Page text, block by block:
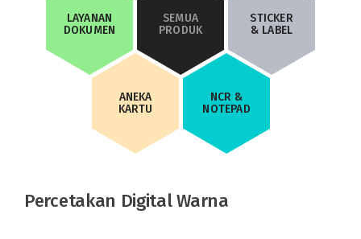
LAYANAN
DOKUMEN
SEMUA
PRODUK
STICKER
& LABEL
ANEKA
KARTU
NCR &
NOTEPAD
Percetakan Digital Warna